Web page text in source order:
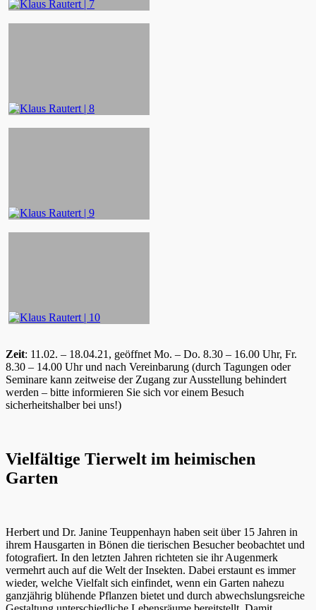
Zeit: 11.02. – 18.04.21, geöffnet Mo. – Do. 8.30 – 16.00 Uhr, Fr.
8.30 – 14.00 Uhr und nach Vereinbarung (durch Tagungen oder
Seminare kann zeitweise der Zugang zur Ausstellung behindert
werden – bitte informieren Sie sich vor einem Besuch
sicherheitshalber bei uns!)
Vielfältige Tierwelt im heimischen
Garten
Herbert und Dr. Janine Teuppenhayn haben seit über 15 Jahren in
ihrem Hausgarten in Bönen die tierischen Besucher beobachtet und
fotografiert. In den letzten Jahren richteten sie ihr Augenmerk
vermehrt auch auf die Welt der Insekten. Dabei erstaunt es immer
wieder, welche Vielfalt sich einfindet, wenn ein Garten nahezu
ganzjährig blühende Pflanzen bietet und durch abwechslungsreiche